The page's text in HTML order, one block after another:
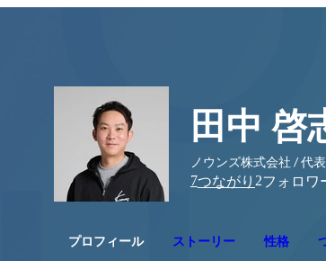
田中 啓
ノウンズ株式会社 / 代
7つながり 2フォロワ
プロフィール ストーリー 性格